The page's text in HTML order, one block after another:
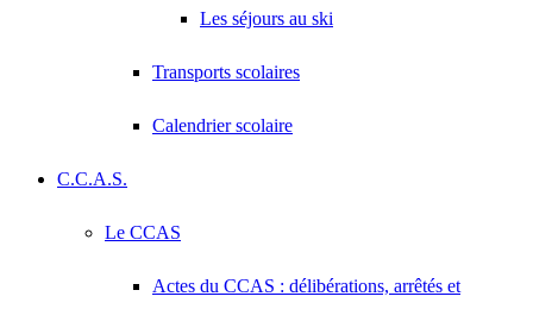
Les séjours au ski
Transports scolaires
Calendrier scolaire
C.C.A.S.
Le CCAS
Actes du CCAS : délibérations, arrêtés et